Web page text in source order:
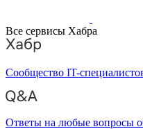
Все сервисы Хабра
Сообщество IT-
Ответы на любые вопросы